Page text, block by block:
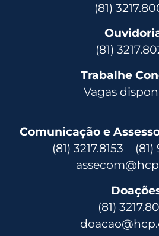
(81)
(81)
Trabalhe
Vagas
Comunicação e
(81) 3217.8153 (81)
(81)